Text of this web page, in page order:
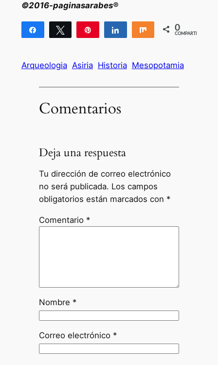
©2016-paginasarabes®
Compartir Twittear Compartir Compartir
0
COMPARTIR
Arqueologia Asiria Historia Mesopotamia
Comentarios
Deja una respuesta
Tu dirección de correo electrónico
no será publicada. Los campos
obligatorios están marcados con *
Comentario *
Nombre *
Correo electrónico *